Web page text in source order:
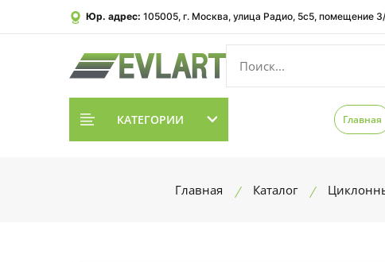
Юр. адрес: 105005, г. Москва, улица Радио, 5с5, помещение
КАТЕГОРИИ Главная
Главная Каталог